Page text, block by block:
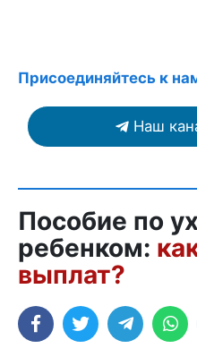
Присоединяйтесь к
Наш
Пособие по
ребенком:
выплат?